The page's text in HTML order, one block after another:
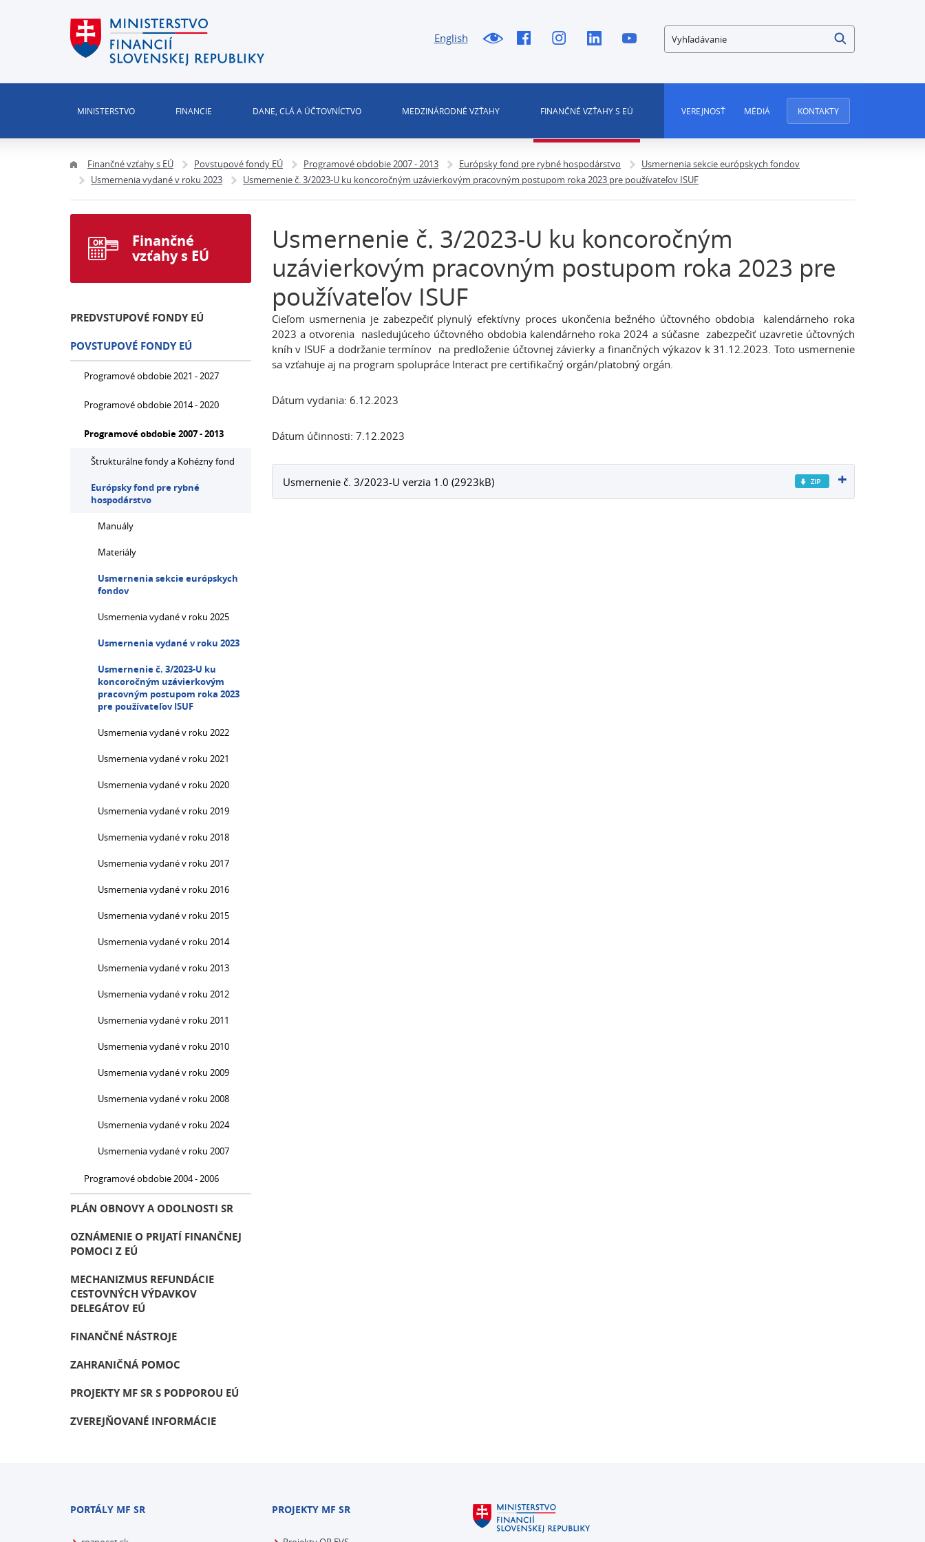
English Vyhľadávanie
MINISTERSTVO FINANCIE DANE, CLÁ A ÚČTOVNÍCTVO MEDZINÁRODNÉ VZŤAHY FINANČNÉ VZŤAHY S EÚ VEREJNOSŤ MÉDIÁ KONTAKTY
Finančné vzťahy s EÚ Povstupové fondy EÚ Programové obdobie 2007 - 2013 Európsky fond pre rybné hospodárstvo
Usmernenia sekcie európskych fondov
Usmernenia vydané v roku 2023
Usmernenie č. 3/2023-U ku koncoročným uzávierkovým pracovným postupom roka 2023 pre používateľov ISUF
Usmernenie č. 3/2023-U ku koncoročným
uzávierkovým pracovným postupom roka 2023 pre
používateľov ISUF
Cieľom usmernenia je zabezpečiť plynulý efektívny proces ukončenia bežného účtovného obdobia kalendárneho roka
2023 a otvorenia nasledujúceho účtovného obdobia kalendárneho roka 2024 a súčasne zabezpečiť uzavretie účtovných
kníh v ISUF a dodržanie termínov na predloženie účtovnej závierky a finančných výkazov k 31.12.2023. Toto usmernenie
sa vzťahuje aj na program spolupráce Interact pre certifikačný orgán/platobný orgán.
Dátum vydania: 6.12.2023
Dátum účinnosti: 7.12.2023
Usmernenie č. 3/2023-U verzia 1.0 (2923kB)
Finančné
vzťahy s EÚ
PREDVSTUPOVÉ FONDY EÚ
POVSTUPOVÉ FONDY EÚ
Programové obdobie 2021 - 2027
Programové obdobie 2014 - 2020
Programové obdobie 2007 - 2013
Štrukturálne fondy a Kohézny fond
Európsky fond pre rybné
hospodárstvo
Manuály
Materiály
Usmernenia sekcie európskych
fondov
Usmernenia vydané v roku 2025
Usmernenia vydané v roku 2023
Usmernenie č. 3/2023-U ku
koncoročným uzávierkovým
pracovným postupom roka 2023
pre používateľov ISUF
Usmernenia vydané v roku 2022
Usmernenia vydané v roku 2021
Usmernenia vydané v roku 2020
Usmernenia vydané v roku 2019
Usmernenia vydané v roku 2018
Usmernenia vydané v roku 2017
Usmernenia vydané v roku 2016
Usmernenia vydané v roku 2015
Usmernenia vydané v roku 2014
Usmernenia vydané v roku 2013
Usmernenia vydané v roku 2012
Usmernenia vydané v roku 2011
Usmernenia vydané v roku 2010
Usmernenia vydané v roku 2009
Usmernenia vydané v roku 2008
Usmernenia vydané v roku 2024
Usmernenia vydané v roku 2007
Programové obdobie 2004 - 2006
PLÁN OBNOVY A ODOLNOSTI SR
OZNÁMENIE O PRIJATÍ FINANČNEJ
POMOCI Z EÚ
MECHANIZMUS REFUNDÁCIE
CESTOVNÝCH VÝDAVKOV
DELEGÁTOV EÚ
FINANČNÉ NÁSTROJE
ZAHRANIČNÁ POMOC
PROJEKTY MF SR S PODPOROU EÚ
ZVEREJŇOVANÉ INFORMÁCIE
PORTÁLY MF SR PROJEKTY MF SR